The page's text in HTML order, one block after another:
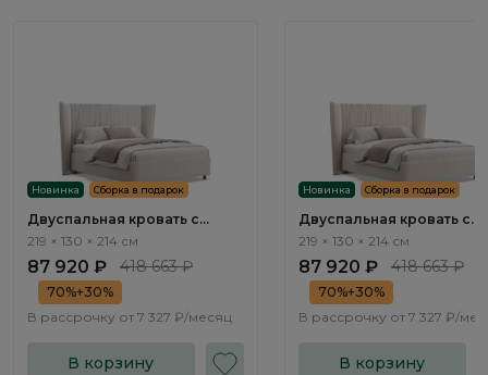
Новинка Сборка в подарок
Двуспальная кровать с
подъемным механизмом
219 × 130 × 214 см
87 920 ₽ 418 663 ₽
70%+30%
В рассрочку от 7 327 ₽/месяц
В корзину
Новинка Сборка в подарок
Двуспальная кровать с
подъемным механизмом
219 × 130 × 214 см
87 920 ₽ 418 663 ₽
70%+30%
В рассрочку от 7 327 ₽/
В корзину